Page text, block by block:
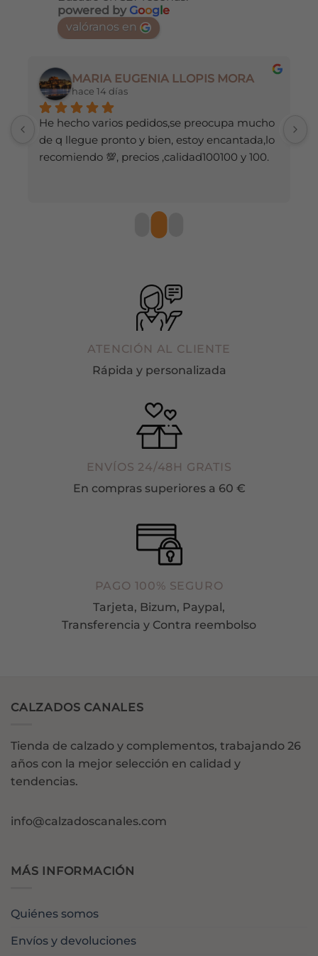
opciones
se
en
la
página
de
producto
en
de
producto
powered by Google
valóranos en
MARIA EUGENIA LLOPIS MORA
hace 14 días
He hecho varios pedidos,se preocupa mucho
de q llegue pronto y bien, estoy encantada,lo
recomiendo 💯, precios ,calidad100100 y 100.
ATENCIÓN AL CLIENTE
Rápida y personalizada
ENVÍOS 24/48H GRATIS
En compras superiores a 60 €
PAGO 100% SEGURO
Tarjeta, Bizum, Paypal,
Transferencia y Contra reembolso
CALZADOS CANALES
Tienda de calzado y complementos, trabajando 26
años con la mejor selección en calidad y
tendencias.
info@calzadoscanales.com
MÁS INFORMACIÓN
Quiénes somos
Envíos y devoluciones